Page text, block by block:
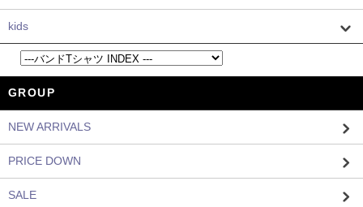
kids
GROUP
NEW ARRIVALS
PRICE DOWN
SALE